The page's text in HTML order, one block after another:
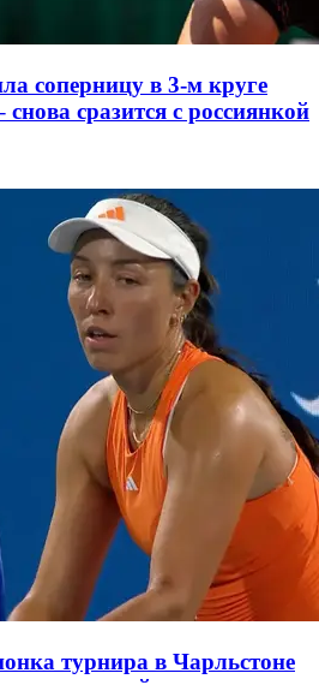
соперницу в 3-м круге
сразится с россиянкой
турнира в Чарльстоне